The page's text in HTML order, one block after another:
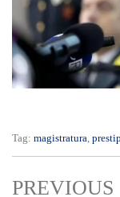
Tag: magistratura
PREVIOUS